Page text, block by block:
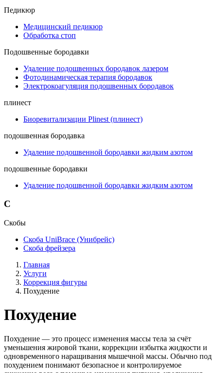
Педикюр
Медицинский педикюр
Обработка стоп
Подошвенные бородавки
Удаление подошвенных бородавок лазером
Фотодинамическая терапия бородавок
Электрокоагуляция подошвенных бородавок
плинест
Биоревитализации Plinest (плинест)
подошвенная бородавка
Удаление подошвенной бородавки жидким азотом
подошвенные бородавки
Удаление подошвенной бородавки жидким азотом
С
Скобы
Скоба UniBrace (Унибрейс)
Скоба фрейзера
Главная
Услуги
Коррекция фигуры
Похудение
Похудение
Похудение — это процесс изменения массы тела за счёт
уменьшения жировой ткани, коррекции избытка жидкости и
одновременного наращивания мышечной массы. Обычно под
похудением понимают безопасное и контролируемое